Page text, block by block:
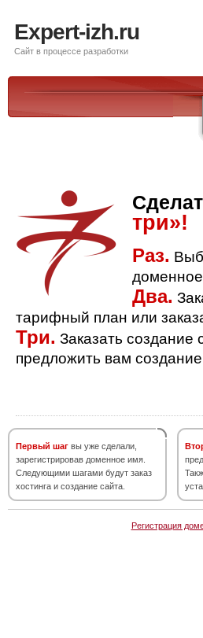
Expert-izh.ru
Сайт в процессе разработки
три»!
Раз.
Два.
тарифный план или
Три. Заказать
предложить вам
Первый шаг вы уже сделали,
зарегистрировав доменное имя.
Следующими шагами будут заказ
хостинга и создание сайта.
Регистрация